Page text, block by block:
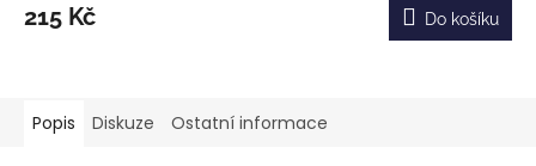
215 Kč Do košíku
Popis Diskuze Ostatní informace